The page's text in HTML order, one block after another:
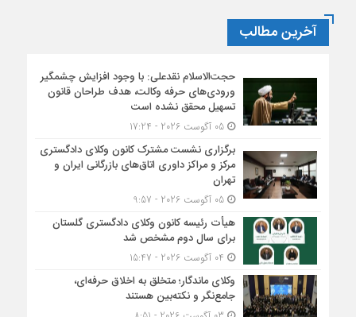
آخرین مطالب
حجت‌الاسلام نقدعلی: با وجود افزایش چشمگیر
ورودی‌های حرفه وکالت، هدف طراحان قانون
تسهیل محقق نشده است
05 آگوست 2026 - 17:24
برگزاری نشست مشترک کانون وکلای دادگستری
مرکز و مراکز داوری اتاق‌های بازرگانی ایران و
تهران
05 آگوست 2026 - 9:57
هیأت ‌رئیسه کانون وکلای دادگستری گلستان
برای سال دوم مشخص شد
وکلای ماندگار؛ متخلق به اخلاق حرفه‌ای،
جامع‌نگر و نکته‌بین هستند